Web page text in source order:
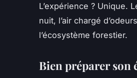
L’expérience ? Unique.
nuit, l’air chargé
l’écosystème forestier.
Bien préparer son